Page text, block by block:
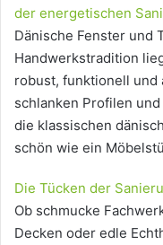
der energetischen
Dänische Fenster und
Handwerkstradition
robust, funktionell und
schlanken Profilen
die klassischen
schön wie ein
Die Tücken der
Ob schmucke
Decken oder edle